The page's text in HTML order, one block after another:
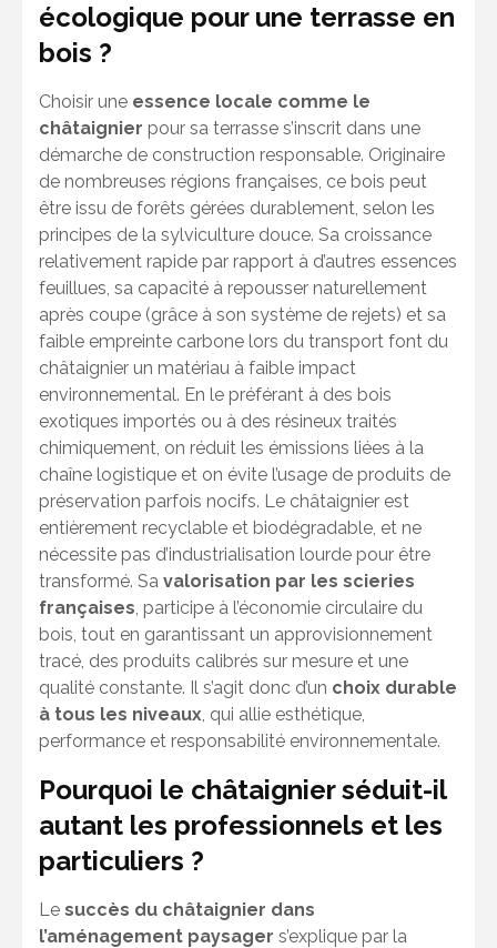
écologique pour une terrasse en
bois ?
Choisir une essence locale comme le
châtaignier pour sa terrasse s’inscrit dans une
démarche de construction responsable. Originaire
de nombreuses régions françaises, ce bois peut
être issu de forêts gérées durablement, selon les
principes de la sylviculture douce. Sa croissance
relativement rapide par rapport à d’autres essences
feuillues, sa capacité à repousser naturellement
après coupe (grâce à son système de rejets) et sa
faible empreinte carbone lors du transport font du
châtaignier un matériau à faible impact
environnemental. En le préférant à des bois
exotiques importés ou à des résineux traités
chimiquement, on réduit les émissions liées à la
chaîne logistique et on évite l’usage de produits de
préservation parfois nocifs. Le châtaignier est
entièrement recyclable et biodégradable, et ne
nécessite pas d’industrialisation lourde pour être
transformé. Sa valorisation par les scieries
françaises, participe à l’économie circulaire du
bois, tout en garantissant un approvisionnement
tracé, des produits calibrés sur mesure et une
qualité constante. Il s’agit donc d’un choix durable
à tous les niveaux, qui allie esthétique,
performance et responsabilité environnementale.
Pourquoi le châtaignier séduit-il
autant les professionnels et les
particuliers ?
Le succès du châtaignier dans
l’aménagement paysager s’explique par la